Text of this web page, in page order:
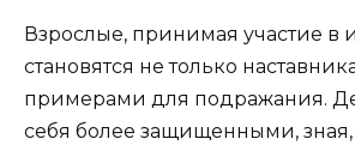
Взрослые, принимая участие в
становятся не только
примерами для подражания.
себя более защищенными, зная,